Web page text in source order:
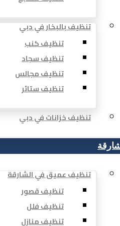
تنظيف بالبخار في دبي
تنظيف كنب
تنظيف سجاد
تنظيف مجالس
تنظيف ستائر
تنظيف خزانات في دبي
تنظيف عميق في الشارقة
تنظيف قصور
تنظيف فلل
تنظيف منازل